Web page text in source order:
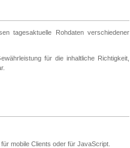
tagesaktuelle Rohdaten verschiedener
für die inhaltliche Richtigkeit,
mobile Clients oder für JavaScript.